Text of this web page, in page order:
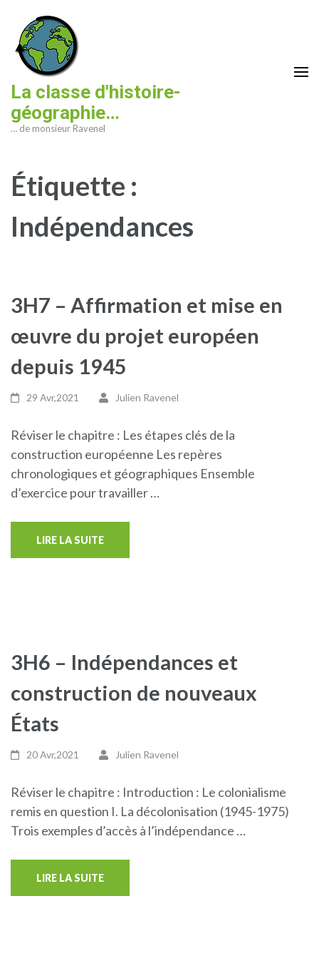
contenu
(Pressez
Entrée)
La classe d'histoire-
géographie…
… de monsieur Ravenel
Étiquette :
Indépendances
3H7 – Affirmation et mise en
œuvre du projet européen
depuis 1945
29 Avr,2021 Julien Ravenel
Réviser le chapitre : Les étapes clés de la
construction européenne Les repères
chronologiques et géographiques Ensemble
d’exercice pour travailler …
LIRE LA SUITE
3H6 – Indépendances et
construction de nouveaux
États
20 Avr,2021 Julien Ravenel
Réviser le chapitre : Introduction : Le colonialisme
remis en question I. La décolonisation (1945-1975)
Trois exemples d’accès à l’indépendance …
LIRE LA SUITE